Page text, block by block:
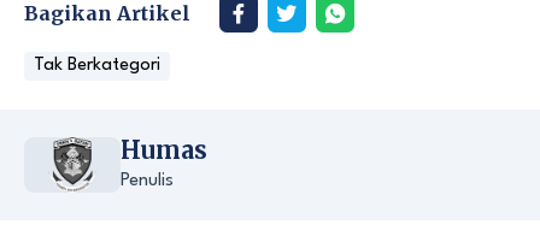
Bagikan Artikel
Tak Berkategori
Humas
Penulis